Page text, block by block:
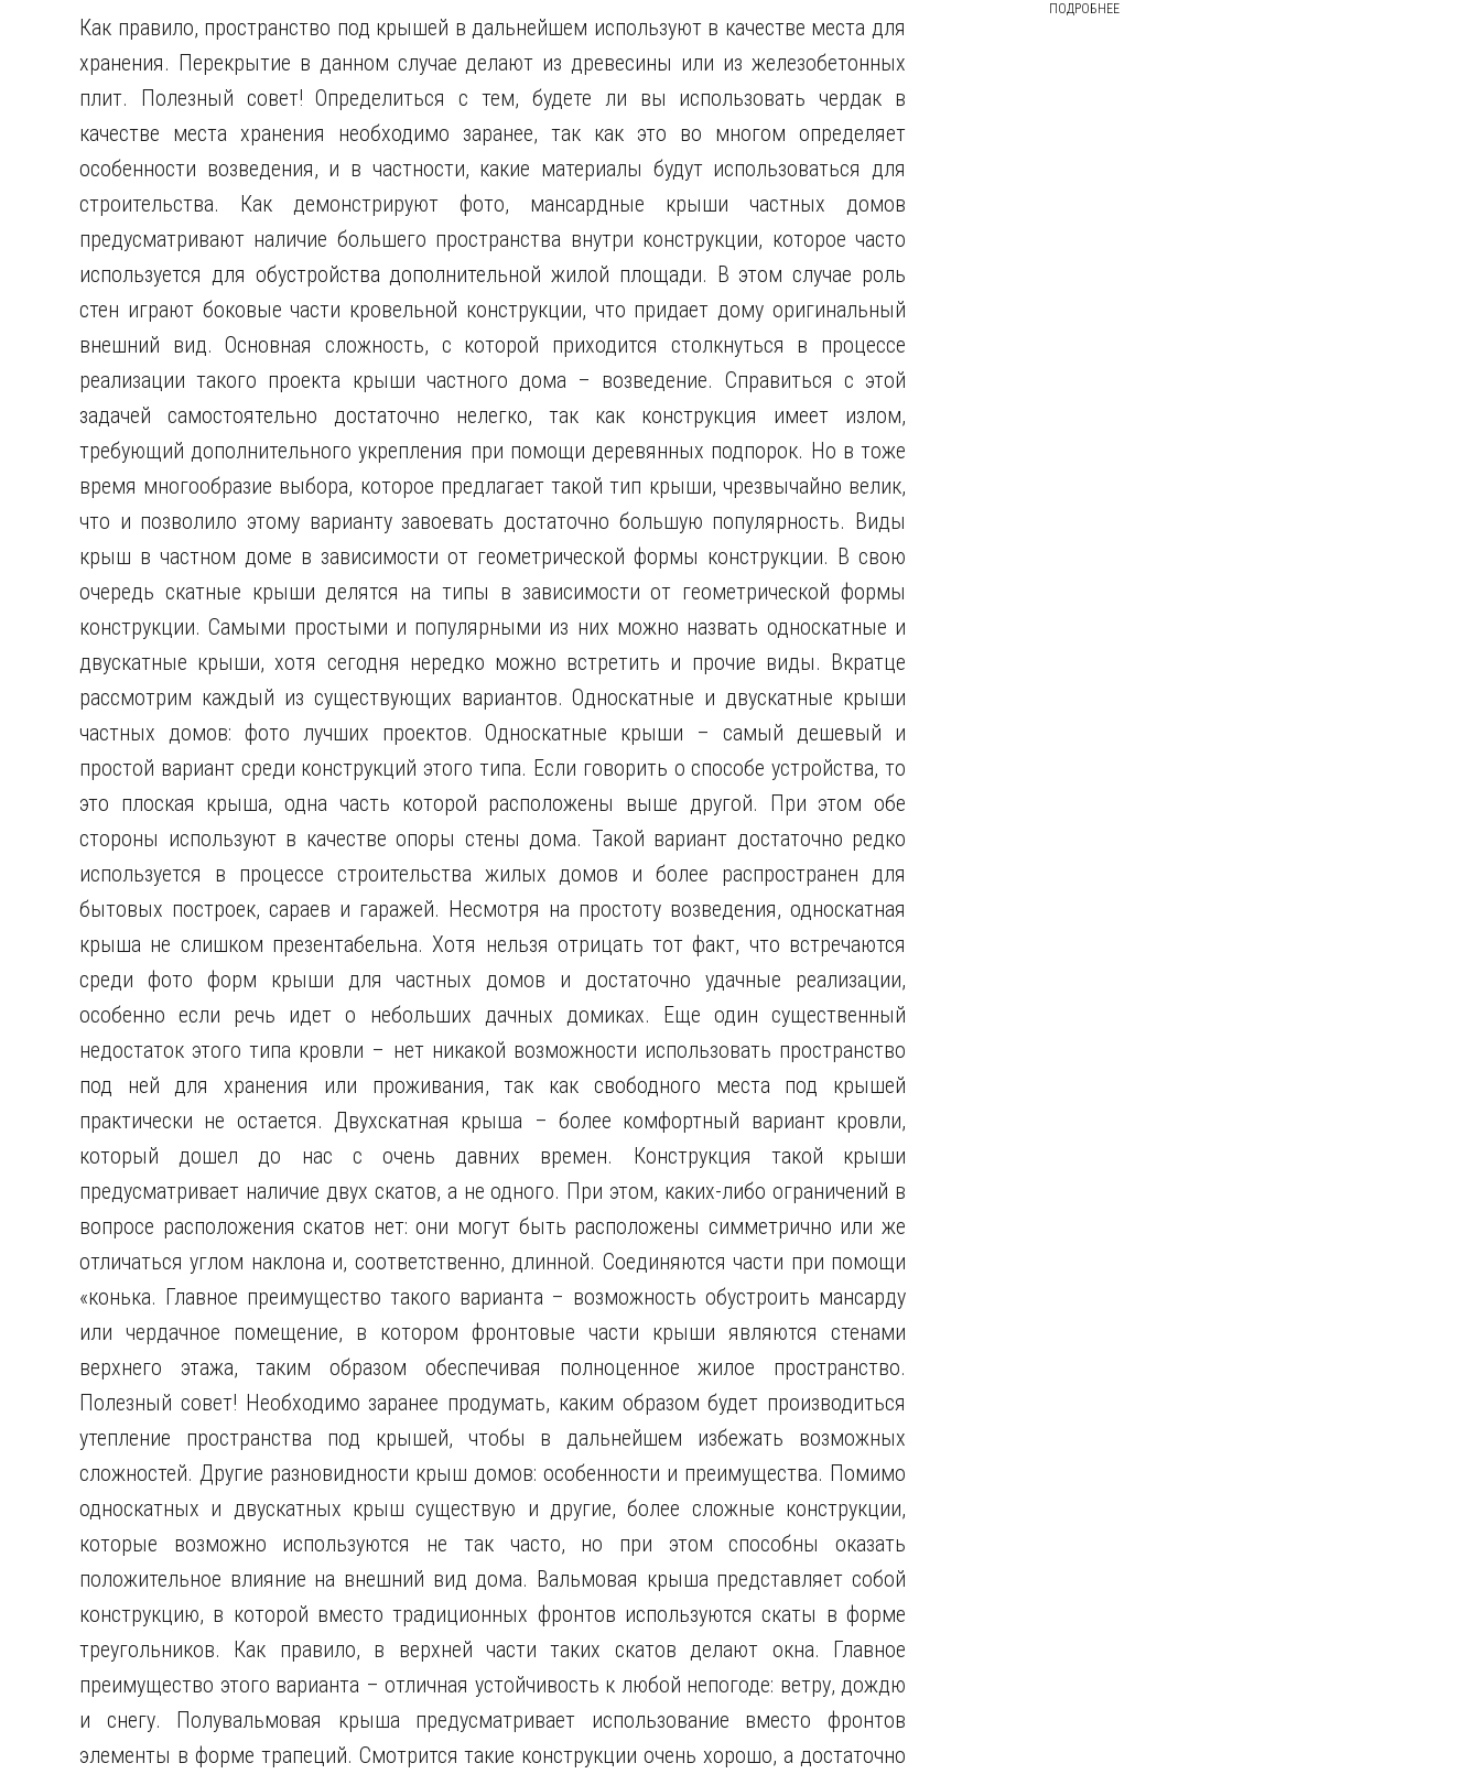
Как правило, пространство под крышей в дальнейшем используют в качестве места для
хранения. Перекрытие в данном случае делают из древесины или из железобетонных
плит. Полезный совет! Определиться с тем, будете ли вы использовать чердак в
качестве места хранения необходимо заранее, так как это во многом определяет
особенности возведения, и в частности, какие материалы будут использоваться для
строительства. Как демонстрируют фото, мансардные крыши частных домов
предусматривают наличие большего пространства внутри конструкции, которое часто
используется для обустройства дополнительной жилой площади. В этом случае роль
стен играют боковые части кровельной конструкции, что придает дому оригинальный
внешний вид. Основная сложность, с которой приходится столкнуться в процессе
реализации такого проекта крыши частного дома – возведение. Справиться с этой
задачей самостоятельно достаточно нелегко, так как конструкция имеет излом,
требующий дополнительного укрепления при помощи деревянных подпорок. Но в тоже
время многообразие выбора, которое предлагает такой тип крыши, чрезвычайно велик,
что и позволило этому варианту завоевать достаточно большую популярность. Виды
крыш в частном доме в зависимости от геометрической формы конструкции. В свою
очередь скатные крыши делятся на типы в зависимости от геометрической формы
конструкции. Самыми простыми и популярными из них можно назвать односкатные и
двускатные крыши, хотя сегодня нередко можно встретить и прочие виды. Вкратце
рассмотрим каждый из существующих вариантов. Односкатные и двускатные крыши
частных домов: фото лучших проектов. Односкатные крыши – самый дешевый и
простой вариант среди конструкций этого типа. Если говорить о способе устройства, то
это плоская крыша, одна часть которой расположены выше другой. При этом обе
стороны используют в качестве опоры стены дома. Такой вариант достаточно редко
используется в процессе строительства жилых домов и более распространен для
бытовых построек, сараев и гаражей. Несмотря на простоту возведения, односкатная
крыша не слишком презентабельна. Хотя нельзя отрицать тот факт, что встречаются
среди фото форм крыши для частных домов и достаточно удачные реализации,
особенно если речь идет о небольших дачных домиках. Еще один существенный
недостаток этого типа кровли – нет никакой возможности использовать пространство
под ней для хранения или проживания, так как свободного места под крышей
практически не остается. Двухскатная крыша – более комфортный вариант кровли,
который дошел до нас с очень давних времен. Конструкция такой крыши
предусматривает наличие двух скатов, а не одного. При этом, каких-либо ограничений в
вопросе расположения скатов нет: они могут быть расположены симметрично или же
отличаться углом наклона и, соответственно, длинной. Соединяются части при помощи
«конька. Главное преимущество такого варианта – возможность обустроить мансарду
или чердачное помещение, в котором фронтовые части крыши являются стенами
верхнего этажа, таким образом обеспечивая полноценное жилое пространство.
Полезный совет! Необходимо заранее продумать, каким образом будет производиться
утепление пространства под крышей, чтобы в дальнейшем избежать возможных
сложностей. Другие разновидности крыш домов: особенности и преимущества. Помимо
односкатных и двускатных крыш существую и другие, более сложные конструкции,
которые возможно используются не так часто, но при этом способны оказать
положительное влияние на внешний вид дома. Вальмовая крыша представляет собой
конструкцию, в которой вместо традиционных фронтов используются скаты в форме
треугольников. Как правило, в верхней части таких скатов делают окна. Главное
преимущество этого варианта – отличная устойчивость к любой непогоде: ветру, дождю
и снегу. Полувальмовая крыша предусматривает использование вместо фронтов
элементы в форме трапеций. Смотрится такие конструкции очень хорошо, а достаточно
ПОДРОБНЕЕ